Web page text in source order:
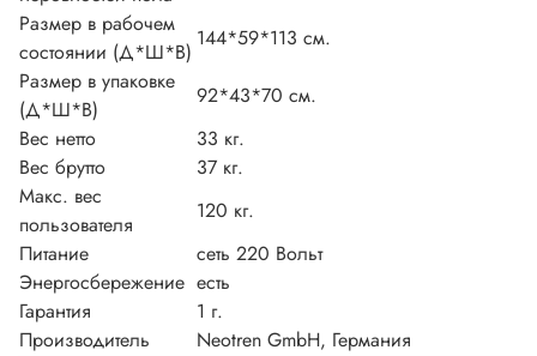
Размер в рабочем
состоянии (Д*Ш*В)
144*59*113 см.
Размер в упаковке
(Д*Ш*В)
92*43*70 см.
Вес нетто
33 кг.
Вес брутто
37 кг.
Макс. вес
пользователя
120 кг.
Питание
сеть 220 Вольт
Энергосбережение есть
Гарантия
1 г.
Производитель
Neotren GmbH, Германия